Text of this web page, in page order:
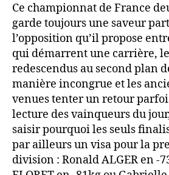
Ce championnat de France
garde toujours une saveur
l’opposition qu’il propose
qui démarrent une carrière,
redescendus au second plan
manière incongrue et les
venues tenter un retour
lecture des vainqueurs du
saisir pourquoi les seuls
par ailleurs un visa pour la
division : Ronald ALGER en -